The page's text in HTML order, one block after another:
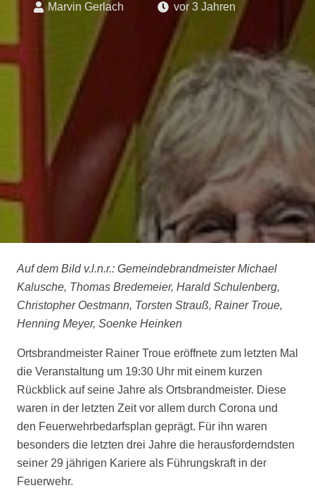
Marvin Gerlach vor 3 Jahren
Auf dem Bild v.l.n.r.: Gemeindebrandmeister Michael
Kalusche, Thomas Bredemeier, Harald Schulenberg,
Christopher Oestmann, Torsten Strauß, Rainer Troue,
Henning Meyer, Soenke Heinken
Ortsbrandmeister Rainer Troue eröffnete zum letzten Mal
die Veranstaltung um 19:30 Uhr mit einem kurzen
Rückblick auf seine Jahre als Ortsbrandmeister. Diese
waren in der letzten Zeit vor allem durch Corona und
den Feuerwehrbedarfsplan geprägt. Für ihn waren
besonders die letzten drei Jahre die herausforderndsten
seiner 29 jährigen Kariere als Führungskraft in der
Feuerwehr.